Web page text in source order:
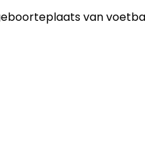
van